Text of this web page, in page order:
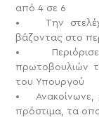
από 4 σε 6
• Την
βάζοντας στο
• Περιόρισε
πρωτοβουλιών
του Υπουργού
• Ανακοίνωνε,
πρόστιμα, τα